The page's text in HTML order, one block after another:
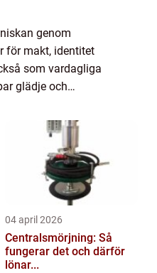
genom
för makt, identitet
som vardagliga
glädje och
tyst språk, där
04 april 2026
Centralsmörjning: Så
fungerar det och därför
lönar...